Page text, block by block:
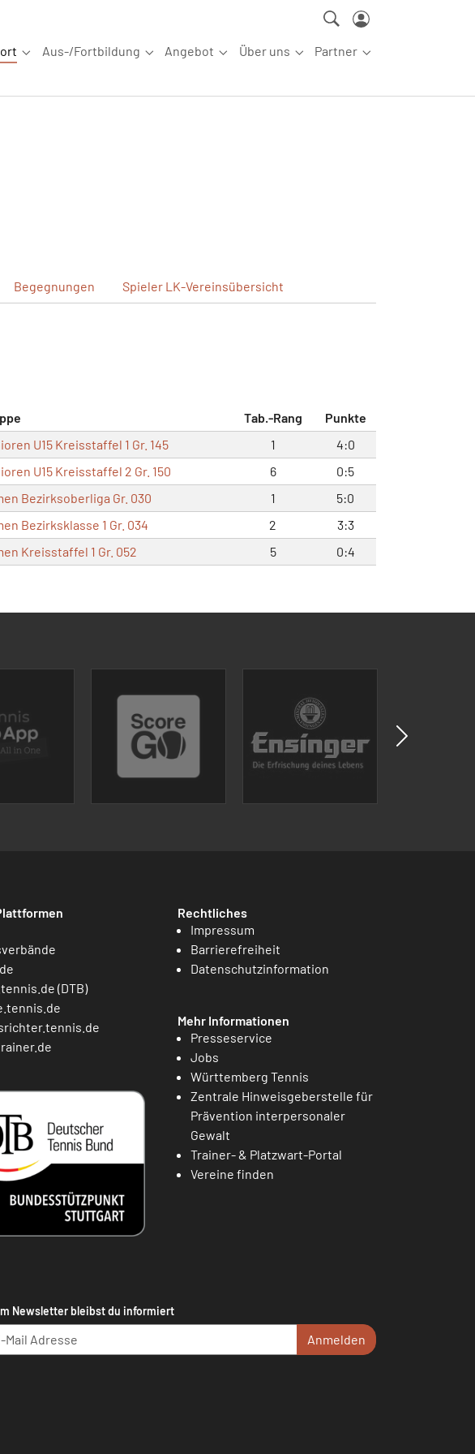
Submenu for "Wettkampfsport"
Aus-/Fortbildung
Submenu for "Aus-/Fortbildung"
Angebot
Submenu for "Angebot"
Über uns
Submenu for "Über uns"
Partner
Submenu for
Begegnungen Spieler LK-Vereinsübersicht
Tab.-Rang
Punkte
U15 Kreisstaffel 1 Gr. 145 1
4:0
U15 Kreisstaffel 2 Gr. 150 6
0:5
Bezirksoberliga Gr. 030 1
5:0
Bezirksklasse 1 Gr. 034 2
3:3
Kreisstaffel 1 Gr. 052 5 0:4
(DTB)
Rechtliches
Impressum
Barrierefreiheit
Datenschutzinformation
Mehr Informationen
Presseservice
Jobs
Württemberg Tennis
Zentrale Hinweisgeberstelle für
Prävention interpersonaler
Gewalt
Trainer- & Platzwart-Portal
Vereine finden
Newsletter bleibst du informiert
Anmelden